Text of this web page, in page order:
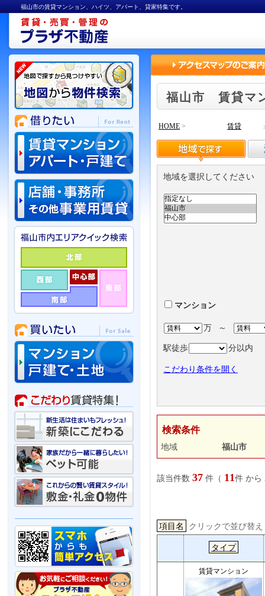
福山市の賃貸マンション、ハイツ、アパート、貸家特集です。
福山市 賃貸マ
HOME > 賃貸
地域を選択してください
マンション
万 ～
駅徒歩 分以内
こだわり条件を開く
検索条件
地域 福山市
該当件数 37 件（ 11件 から
項目名 クリックで並び替え
タイプ
賃貸マンション